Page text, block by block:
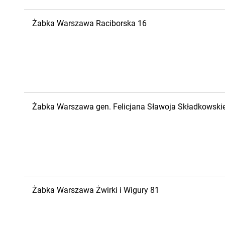
Żabka Warszawa Raciborska 16
Żabka Warszawa gen. Felicjana Sławoja
Żabka Warszawa Żwirki i Wigury 81